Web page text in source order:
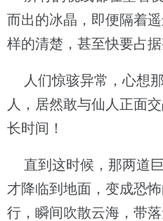
而出的冰晶，即便隔着
样的清楚，甚至快要占
人们惊骇异常，心想
人，居然敢与仙人正面
长时间！
直到这时候，那两道
才降临到地面，变成恐
行，瞬间吹散云海，带